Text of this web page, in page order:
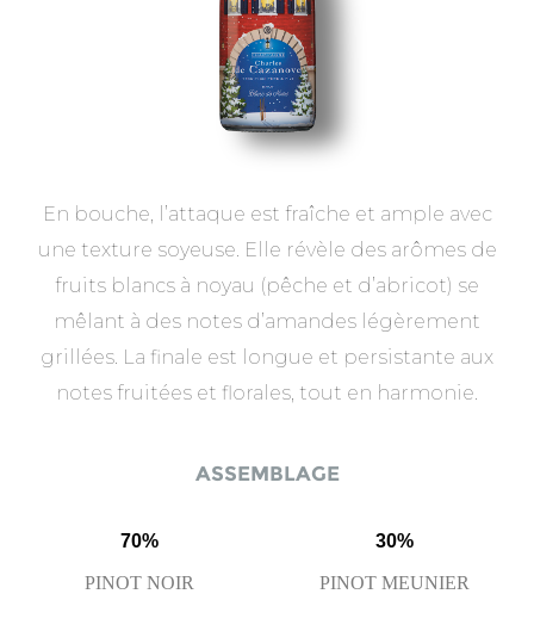
En bouche, l’attaque est fraîche et ample avec
une texture soyeuse. Elle révèle des arômes de
fruits blancs à noyau (pêche et d’abricot) se
mêlant à des notes d’amandes légèrement
grillées. La finale est longue et persistante aux
notes fruitées et florales, tout en harmonie.
ASSEMBLAGE
70%
PINOT NOIR
30%
PINOT MEUNIER